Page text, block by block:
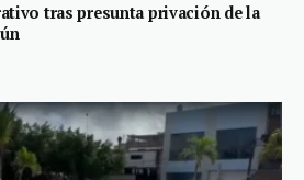
tras presunta privación de la